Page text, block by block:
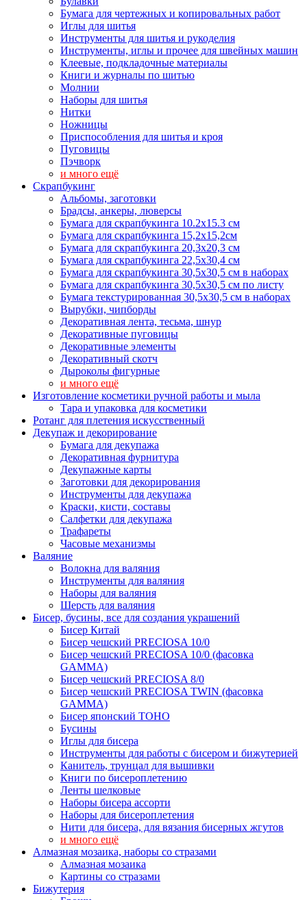
Бумага для чертежных и копировальных работ
Иглы для шитья
Инструменты для шитья и рукоделия
Инструменты, иглы и прочее для швейных машин
Клеевые, подкладочные материалы
Книги и журналы по шитью
Молнии
Наборы для шитья
Нитки
Ножницы
Приспособления для шитья и кроя
Пуговицы
Пэчворк
и много ещё
Скрапбукинг
Альбомы, заготовки
Брадсы, анкеры, люверсы
Бумага для скрапбукинга 10.2х15.3 см
Бумага для скрапбукинга 15,2х15,2см
Бумага для скрапбукинга 20,3х20,3 см
Бумага для скрапбукинга 22,5х30,4 см
Бумага для скрапбукинга 30,5х30,5 см в наборах
Бумага для скрапбукинга 30,5х30,5 см по листу
Бумага текстурированная 30,5х30,5 см в наборах
Вырубки, чипборды
Декоративная лента, тесьма, шнур
Декоративные пуговицы
Декоративные элементы
Декоративный скотч
Дыроколы фигурные
и много ещё
Изготовление косметики ручной работы и мыла
Тара и упаковка для косметики
Ротанг для плетения искусственный
Декупаж и декорирование
Бумага для декупажа
Декоративная фурнитура
Декупажные карты
Заготовки для декорирования
Инструменты для декупажа
Краски, кисти, составы
Салфетки для декупажа
Трафареты
Часовые механизмы
Валяние
Волокна для валяния
Инструменты для валяния
Наборы для валяния
Шерсть для валяния
Бисер, бусины, все для создания украшений
Бисер Китай
Бисер чешский PRECIOSA 10/0
Бисер чешский PRECIOSA 10/0 (фасовка
GAMMA)
Бисер чешский PRECIOSA 8/0
Бисер чешский PRECIOSA TWIN (фасовка
GAMMA)
Бисер японский TOHO
Бусины
Иглы для бисера
Инструменты для работы с бисером и бижутерией
Канитель, трунцал для вышивки
Книги по бисероплетению
Ленты шелковые
Наборы бисера ассорти
Наборы для бисероплетения
Нити для бисера, для вязания бисерных жгутов
и много ещё
Алмазная мозаика, наборы со стразами
Алмазная мозаика
Картины co стразами
Бижутерия